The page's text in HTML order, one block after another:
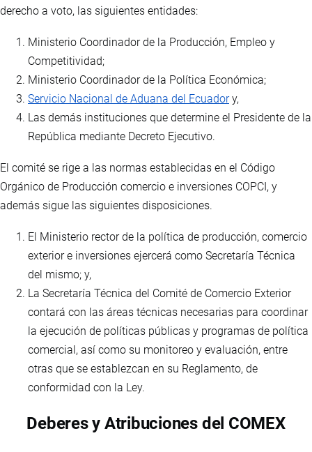
derecho a voto, las siguientes entidades:
Ministerio Coordinador de la Producción, Empleo y
Competitividad;
Ministerio Coordinador de la Política Económica;
Servicio Nacional de Aduana del Ecuadory,
Las demás instituciones que determine el Presidente de la
República mediante Decreto Ejecutivo.
El comité se rige a las normas establecidas en el Código
Orgánico de Producción comercio e inversiones COPCI, y
además sigue las siguientes disposiciones.
El Ministerio rector de la política de producción, comercio
exterior e inversiones ejercerá como Secretaría Técnica
del mismo; y,
La Secretaría Técnica del Comité de Comercio Exterior
contará con las áreas técnicas necesarias para coordinar
la ejecución de políticas públicas y programas de política
comercial, así como su monitoreo y evaluación, entre
otras que se establezcan en su Reglamento, de
conformidad con la Ley.
Deberes y Atribuciones del COMEX